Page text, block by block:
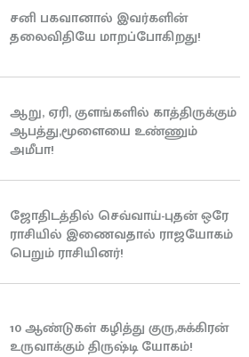
சனி பகவானால் இவர்களின்
தலைவிதியே மாறப்போகிறது!
ஆறு, ஏரி, குளங்களில் காத்திருக்கும்
ஆபத்து,மூளையை உண்ணும்
அமீபா!
ஜோதிடத்தில் செவ்வாய்-புதன் ஒரே
ராசியில் இணைவதால் ராஜயோகம்
பெறும் ராசியினர்!
10 ஆண்டுகள் கழித்து குரு,சுக்கிரன்
உருவாக்கும் திருஷ்டி யோகம்!